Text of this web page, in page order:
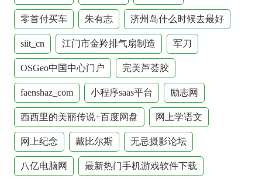
零首付买车 朱有志 济州岛什么时候去最好
siit_cn 江门市金羚排气扇制造 军刀
OSGeo中国中心门户 完美芦荟胶
faenshaz_com 小程序saas平台 励志网
西西里的美丽传说+百度网盘 网上学语文
网上纪念 戴比尔斯 无忌摄影论坛
八亿电脑网 最新热门手机游戏软件下载